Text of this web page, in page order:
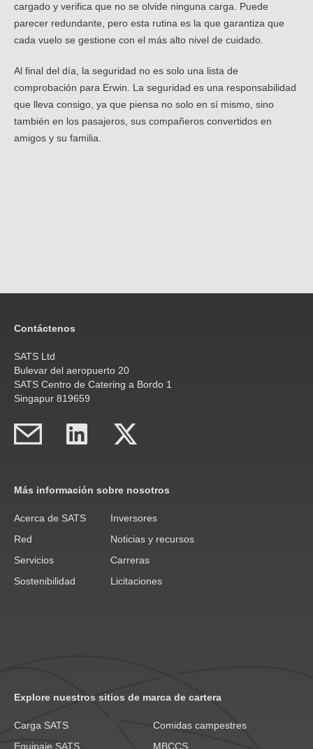
cargado y verifica que no se olvide ninguna carga. Puede
parecer redundante, pero esta rutina es la que garantiza que
cada vuelo se gestione con el más alto nivel de cuidado.
Al final del día, la seguridad no es solo una lista de
comprobación para Erwin. La seguridad es una responsabilidad
que lleva consigo, ya que piensa no solo en sí mismo, sino
también en los pasajeros, sus compañeros convertidos en
amigos y su familia.
Contáctenos
SATS Ltd
Bulevar del aeropuerto 20
SATS Centro de Catering a Bordo 1
Singapur 819659
Más información sobre nosotros
Acerca de SATS
Inversores
Red
Noticias y recursos
Servicios
Carreras
Sostenibilidad
Licitaciones
Explore nuestros sitios de marca de cartera
Carga SATS
Comidas campestres
Equipaje SATS
MBCCS